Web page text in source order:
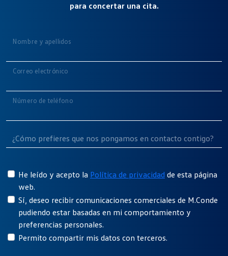
para concertar una cita.
Nombre y apellidos
Correo electrónico
Número de teléfono
He leído y acepto la Política de privacidad de esta página
web.
Sí, deseo recibir comunicaciones comerciales de M.Conde
pudiendo estar basadas en mi comportamiento y
preferencias personales.
Permito compartir mis datos con terceros.